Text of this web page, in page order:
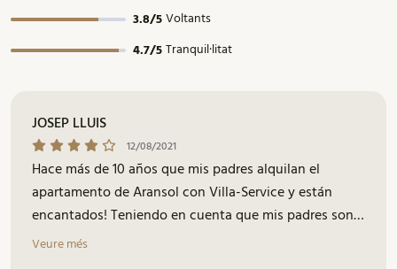
3.8/5Voltants
4.7/5Tranquil·litat
JOSEP LLUIS
12/08/2021
Hace más de 10 años que mis padres alquilan el
apartamento de Aransol con Villa-Service y están
encantados! Teniendo en cuenta que mis padres son
muy mayores, se agradece muchísimo tener un sitio
Veure més